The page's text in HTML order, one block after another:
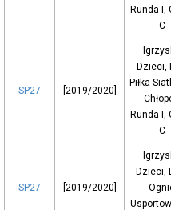
Runda I,
C
SP27 [2019/2020]
Dzieci,
Piłka
Runda I,
C
SP27 [2019/2020]
Dzieci,